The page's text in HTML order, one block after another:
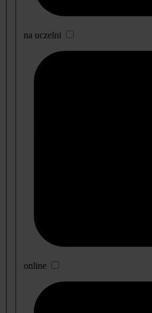
na uczelni
online